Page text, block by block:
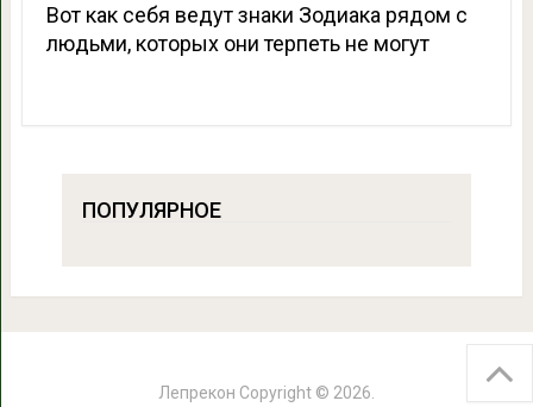
Вот как себя ведут знаки Зодиака рядом с
людьми, которых они терпеть не могут
ПОПУЛЯРНОЕ
Лепрекон Copyright © 2026.